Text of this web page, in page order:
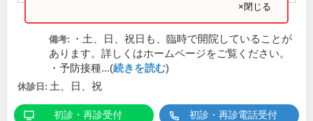
×閉じる
備考:
・土、日、祝日も、臨時で開院していることが
あります。詳しくはホームページをご覧ください。
・予防接種...(続きを読む)
休診日: 土、日、祝
初診・再診受付 初診・再診電話受付